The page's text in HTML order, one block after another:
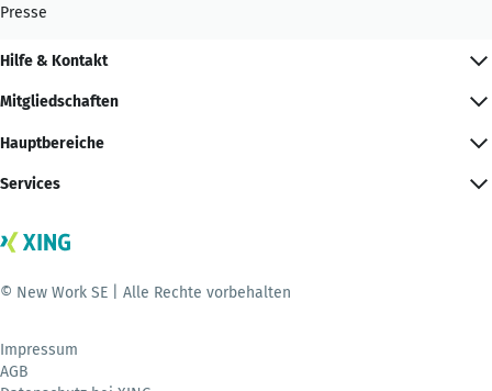
Presse
Hilfe & Kontakt
Mitgliedschaften
Hauptbereiche
Services
© New Work SE | Alle Rechte vorbehalten
Impressum
AGB